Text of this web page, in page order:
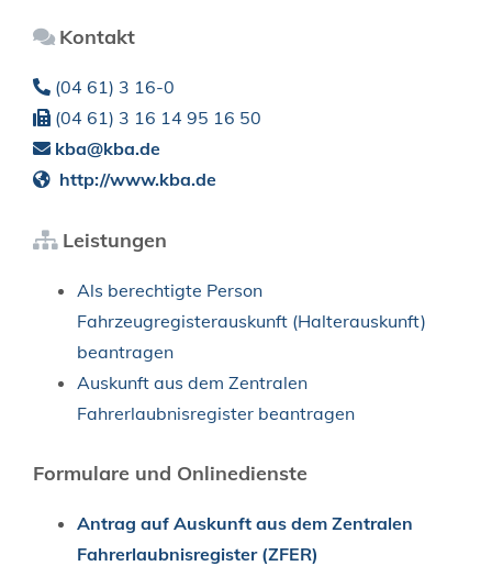
Kontakt
(04 61) 3 16-0
(04 61) 3 16 14 95 16 50
kba@kba.de
http://www.kba.de
Leistungen
Als berechtigte Person
Fahrzeugregisterauskunft (Halterauskunft)
beantragen
Auskunft aus dem Zentralen
Fahrerlaubnisregister beantragen
Formulare und Onlinedienste
Antrag auf Auskunft aus dem Zentralen
Fahrerlaubnisregister (ZFER)